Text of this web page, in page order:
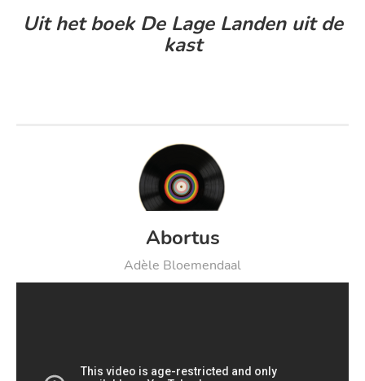
Uit het boek De Lage Landen uit de
kast
Abortus
Adèle Bloemendaal